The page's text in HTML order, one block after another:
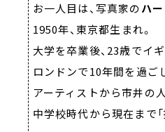
お一人目は、写真家のハ
1950年、東京都生まれ。
大学を卒業後、23歳でイ
ロンドンで10年間を過ご
アーティストから市井の
中学校時代から現在まで